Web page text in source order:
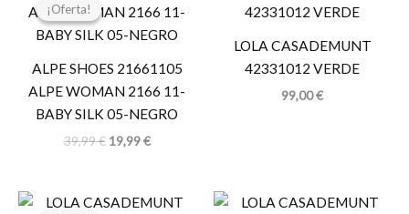
¡Oferta!
¡Oferta!
ALPE SHOES 21661105
ALPE WOMAN 2166 11-
BABY SILK 05-NEGRO
39,99€
original
era:
19,99€
actual
es:
LOLA CASADEMUNT
42331012 VERDE
99,00€
El
El